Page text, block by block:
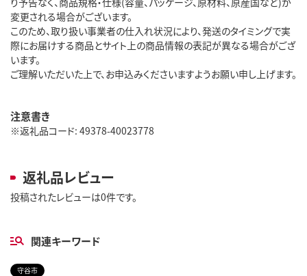
変更される場合がございます。
このため、取り扱い事業者の仕入れ状況により、発送のタイミングで実
際にお届けする商品とサイト上の商品情報の表記が異なる場合がござ
います。
ご理解いただいた上で、お申込みくださいますようお願い申し上げます。
注意書き
※返礼品コード: 49378-40023778
返礼品レビュー
投稿されたレビューは0件です。
関連キーワード
守谷市